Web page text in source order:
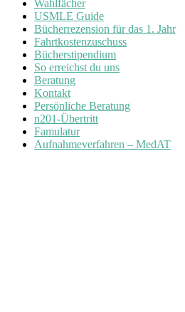
Wahlfächer
USMLE Guide
Bücherrezension für das 1. Jahr
Fahrtkostenzuschuss
Bücherstipendium
So erreichst du uns
Beratung
Kontakt
Persönliche Beratung
n201-Übertritt
Famulatur
Aufnahmeverfahren – MedAT